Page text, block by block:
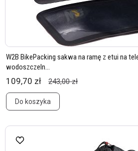
W2B BikePacking sakwa na ramę z etui na
wodoszczeln...
109,70 zł 243,00 zł
Do koszyka